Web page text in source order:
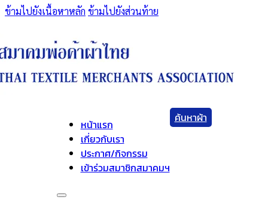
ข้ามไปยังเนื้อหาหลัก ข้ามไปยังส่วนท้าย
หน้าแรก
เกี่ยวกับเรา
ประกาศ/กิจกรรม
เข้าร่วมสมาชิกสมาคมฯ
ค้นหาผ้า